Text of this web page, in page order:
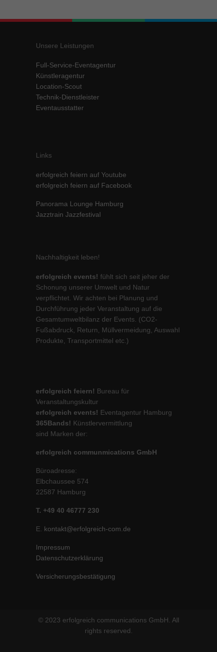
Unsere Leistungen
Full-Service-Eventagentur
Künstleragentur
Location-Scout
Technik-Dienstleister
Eventausstatter
Links
erfolgreich feiern auf Youtube
erfolgreich feiern auf Facebook
Panorama Lounge Hamburg
Jazztrain Jazzfestival
Nachhaltigkeit leben!
erfolgreich events! fühlt sich seit jeher der
Schonung unserer Umwelt und Natur
verpflichtet. Wir achten bei Planung und
Durchführung jeder Veranstaltung auf die
Gesamtumweltbilanz der Events. (CO2-
Fußabdruck, Return, Müllvermeidung, Auswahl
Produkte, Transportmittel etc.)
erfolgreich feiern! Bureau für
Veranstaltungskultur
erfolgreich events! Eventagentur Hamburg
365Bands! Künstlervermittlung
sind Marken der:
erfolgreich communmications GmbH
Büroadresse:
Elbchaussee 574
22587 Hamburg
T. +49 40 46777 230
E. kontakt@erfolgreich-com.de
Impressum
Datenschutzerklärung
Versicherungsbestätigung
© 2023 erfolgreich communications GmbH. All
rights reserved.
standardmäßig blockiert. Wenn Cookies von externen Medien akzeptiert
Cookie-Informationen anzeigen
powered by Borlabs Cookie